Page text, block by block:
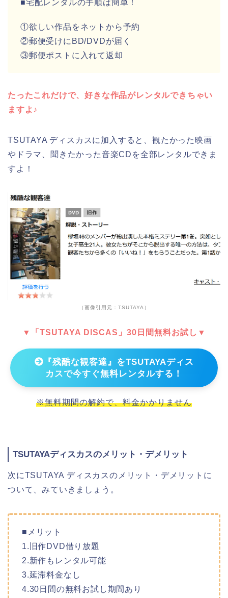
■宅配レンタルの手順は簡単！
①欲しい作品をネットから予約
②郵便受けにBD/DVDが届く
③郵便ポストに入れて返却
たったこれだけで、好きな作品がレンタルできちゃい
ますよ♪
TSUTAYA ディスカスに加入すると、観たかった映画
やドラマ、聞きたかった音楽CDを全部レンタルできま
すよ！
（画像引用元：TSUTAYA）
▼「TSUTAYA DISCAS」30日間無料お試し▼
『残酷な観客達』をTSUTAYAディス
カスで今すぐ無料レンタルする！
※無料期間の解約で、料金かかりません
TSUTAYAディスカスのメリット・デメリット
次にTSUTAYA ディスカスのメリット・デメリットに
ついて、みていきましょう。
■メリット
1.旧作DVD借り放題
2.新作もレンタル可能
3.延滞料金なし
4.30日間の無料お試し期間あり